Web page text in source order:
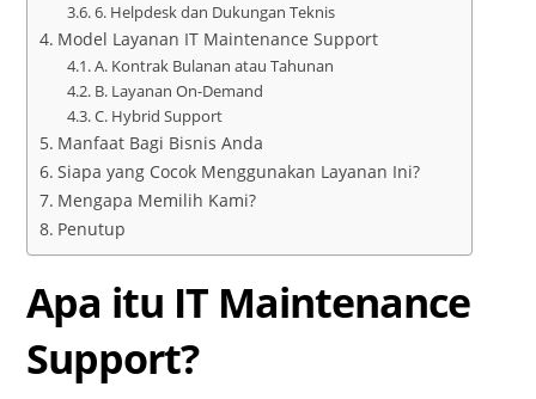
6. Helpdesk dan Dukungan Teknis
Model Layanan IT Maintenance Support
A. Kontrak Bulanan atau Tahunan
B. Layanan On-Demand
C. Hybrid Support
Manfaat Bagi Bisnis Anda
Siapa yang Cocok Menggunakan Layanan Ini?
Mengapa Memilih Kami?
Penutup
Apa itu IT Maintenance
Support?